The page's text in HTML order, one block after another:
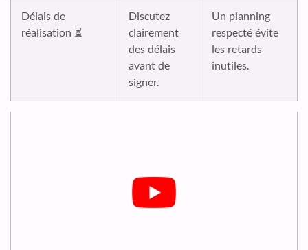
Délais de
réalisation ⏳
Discutez
clairement
des délais
avant de
signer.
Un planning
respecté évite
les retards
inutiles.